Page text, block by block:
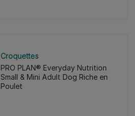
Croquettes
PRO PLAN® Everyday Nutrition
Small & Mini Adult Dog Riche en
Poulet